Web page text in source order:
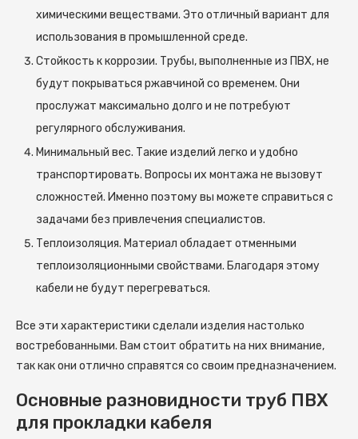
химическими веществами. Это отличный вариант для
использования в промышленной среде.
Стойкость к коррозии. Трубы, выполненные из ПВХ, не
будут покрываться ржавчиной со временем. Они
прослужат максимально долго и не потребуют
регулярного обслуживания.
Минимальный вес. Такие изделий легко и удобно
транспортировать. Вопросы их монтажа не вызовут
сложностей. Именно поэтому вы можете справиться с
задачами без привлечения специалистов.
Теплоизоляция. Материал обладает отменными
теплоизоляционными свойствами. Благодаря этому
кабели не будут перегреваться.
Все эти характеристики сделали изделия настолько
востребованными. Вам стоит обратить на них внимание,
так как они отлично справятся со своим предназначением.
Основные разновидности труб ПВХ
для прокладки кабеля